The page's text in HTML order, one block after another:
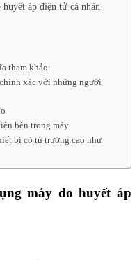
áp điện tử cá nhân
tham khảo:
xác với những người
bên trong máy
bị có từ trường cao như
máy đo huyết áp